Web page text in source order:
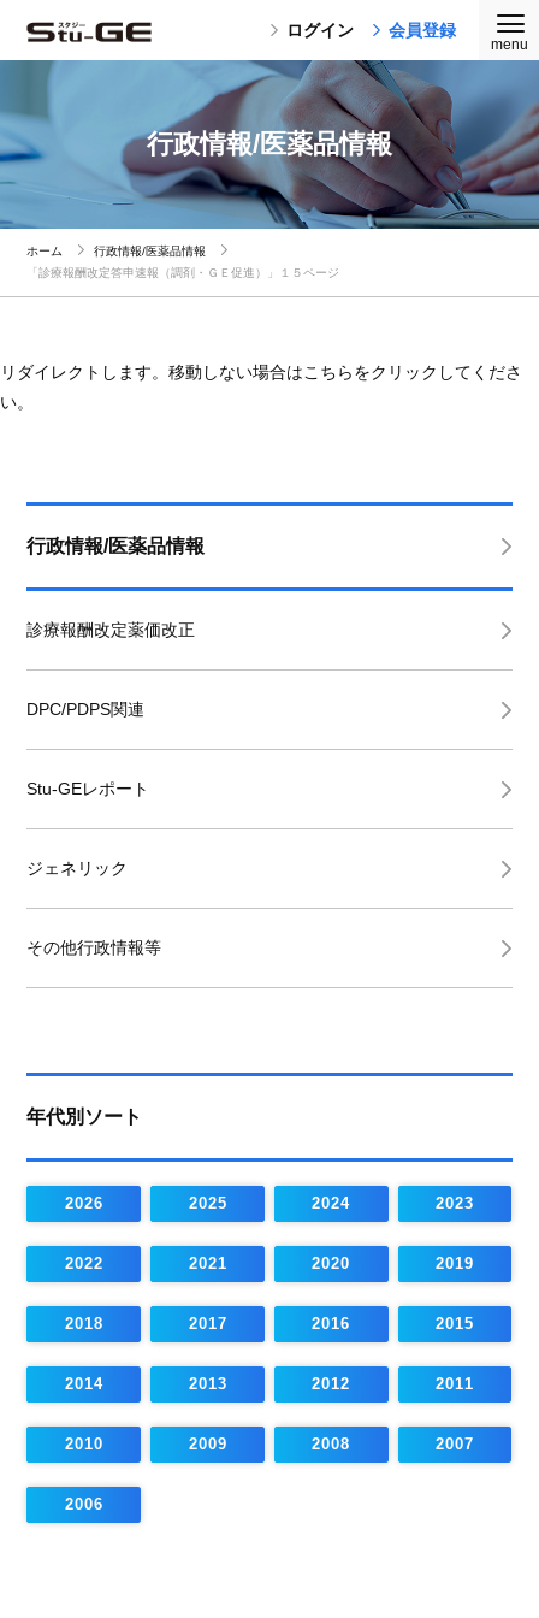
ログイン 会員登録
行政情報/医薬品情報
ホーム
行政情報/医薬品情報
「診療報酬改定答申速報（調剤・ＧＥ促進）」１５ページ
リダイレクトします。移動しない場合はこちらをクリックしてくださ
い。
行政情報/医薬品情報
診療報酬改定薬価改正
DPC/PDPS関連
Stu-GEレポート
ジェネリック
その他行政情報等
年代別ソート
2026 2025 2024 2023
2022 2021 2020 2019
2018 2017 2016 2015
2014 2013 2012 2011
2010 2009 2008 2007
2006